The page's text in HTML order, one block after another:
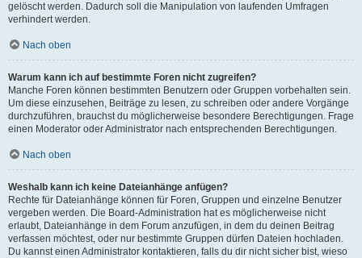
gelöscht werden. Dadurch soll die Manipulation von laufenden Umfragen
verhindert werden.
Nach oben
Warum kann ich auf bestimmte Foren nicht zugreifen?
Manche Foren können bestimmten Benutzern oder Gruppen vorbehalten sein.
Um diese einzusehen, Beiträge zu lesen, zu schreiben oder andere Vorgänge
durchzuführen, brauchst du möglicherweise besondere Berechtigungen. Frage
einen Moderator oder Administrator nach entsprechenden Berechtigungen.
Nach oben
Weshalb kann ich keine Dateianhänge anfügen?
Rechte für Dateianhänge können für Foren, Gruppen und einzelne Benutzer
vergeben werden. Die Board-Administration hat es möglicherweise nicht
erlaubt, Dateianhänge in dem Forum anzufügen, in dem du deinen Beitrag
verfassen möchtest, oder nur bestimmte Gruppen dürfen Dateien hochladen.
Du kannst einen Administrator kontaktieren, falls du dir nicht sicher bist, wieso